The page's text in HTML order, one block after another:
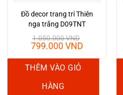
Đồ decor trang trí Thiên
nga trắng D09TNT
1.050.000VND
Giá
là:
1.050.000 VND.
799.000VND
THÊM VÀO GIỎ
HÀNG